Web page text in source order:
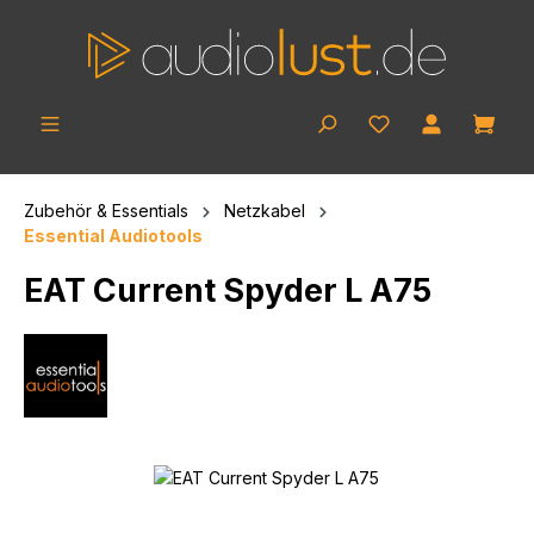
Zubehör & Essentials
Netzkabel
Essential Audiotools
EAT Current Spyder L A75
Bildergalerie überspringen